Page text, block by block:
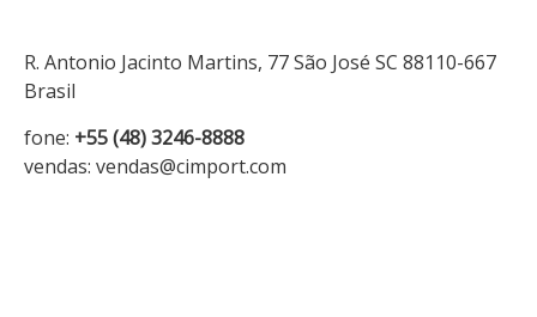
R. Antonio Jacinto Martins, 77 São José SC 88110-667
Brasil
fone: +55 (48) 3246-8888
vendas: vendas@cimport.com